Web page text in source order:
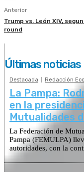
Anterior
Trump vs. León XIV,
round
Últimas noticias
Destacada Redacción
La Pampa:
en la
Mutualidades
La Federación de
Pampa (FEMULPA)
autoridades, con la